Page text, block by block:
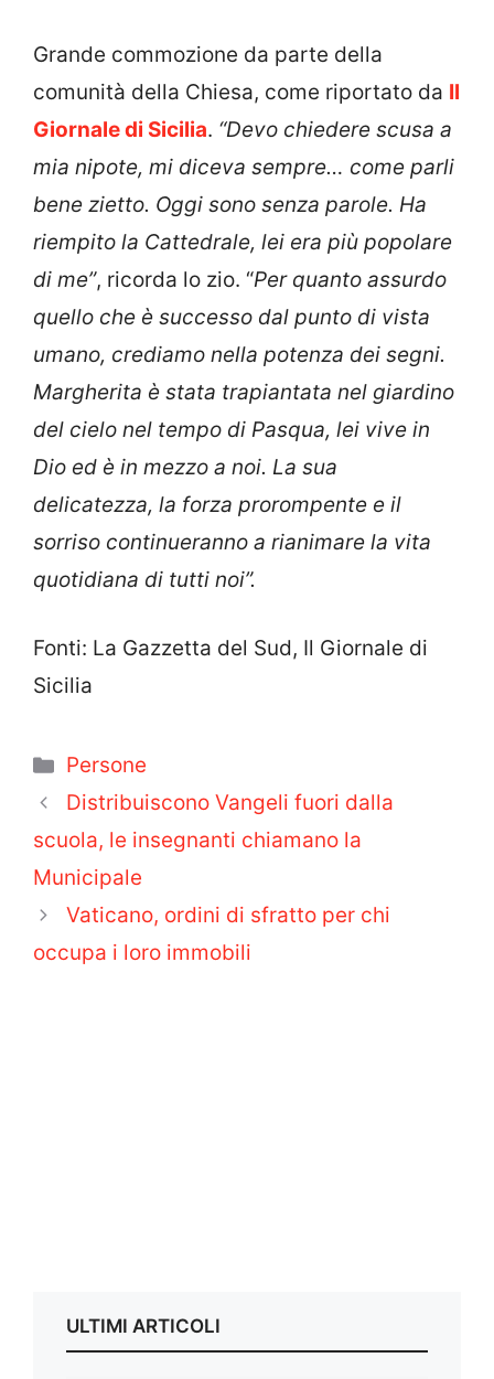
Grande commozione da parte della
comunità della Chiesa, come riportato da Il
Giornale di Sicilia. “Devo chiedere scusa a
mia nipote, mi diceva sempre… come parli
bene zietto. Oggi sono senza parole. Ha
riempito la Cattedrale, lei era più popolare
di me”, ricorda lo zio. “Per quanto assurdo
quello che è successo dal punto di vista
umano, crediamo nella potenza dei segni.
Margherita è stata trapiantata nel giardino
del cielo nel tempo di Pasqua, lei vive in
Dio ed è in mezzo a noi. La sua
delicatezza, la forza prorompente e il
sorriso continueranno a rianimare la vita
quotidiana di tutti noi”.
Fonti: La Gazzetta del Sud, Il Giornale di
Sicilia
Categorie
Persone
Distribuiscono Vangeli fuori dalla
scuola, le insegnanti chiamano la
Municipale
Vaticano, ordini di sfratto per chi
occupa i loro immobili
ULTIMI ARTICOLI